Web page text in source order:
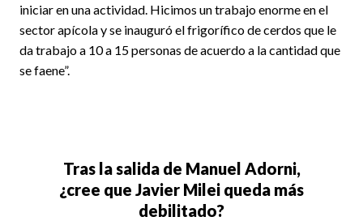
iniciar en una actividad. Hicimos un trabajo enorme en el
sector apícola y se inauguró el frigorífico de cerdos que le
da trabajo a 10 a 15 personas de acuerdo a la cantidad que
se faene”.
Tras la salida de Manuel Adorni,
¿cree que Javier Milei queda más
debilitado?